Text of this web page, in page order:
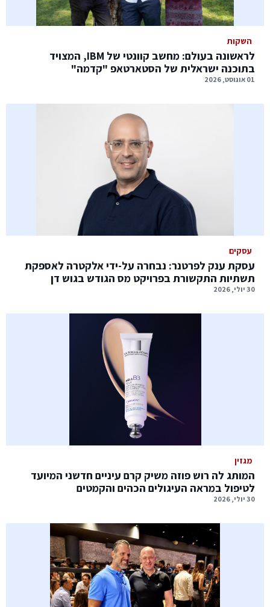
השקות
לראשונה בעולם: מחשב קוונטי של IBM, המצויד
בתוכנה ישראלית של הסטארטאפ "קדמה"
01 אוגוסט, 2026
עסקים
עסקת ענק לפרטנר: נבחרה על-ידי אלקטרה לאספקת
תשתיות התקשורת בפרויקט מס הגודש בגוש דן
30 יולי, 2026
מגזין
המותג לה רוש פוזה משיק קרם עיניים חדשני המיועד
לטיפול במראה העיגולים הכהים והקמטים
30 יולי, 2026